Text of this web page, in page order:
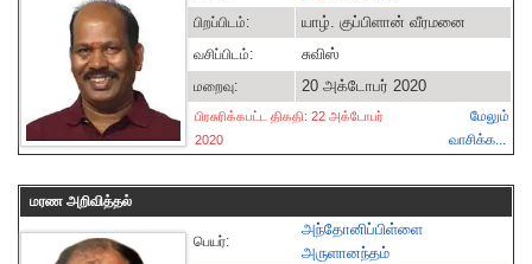
பிறப்பிடம்: யாழ். குப்பிளான் வீரமனை
வசிப்பிடம்: சுவிஸ்
மறைவு: 20 அக்டோபர் 2020
பிரசுரிக்கபட்ட திகதி: 22 அக்டோபர்
2020
மேலும்
வாசிக்க...
மரண அறிவித்தல்
பெயர்:
அந்தோனிப்பிள்ளை
அருளானந்தம்